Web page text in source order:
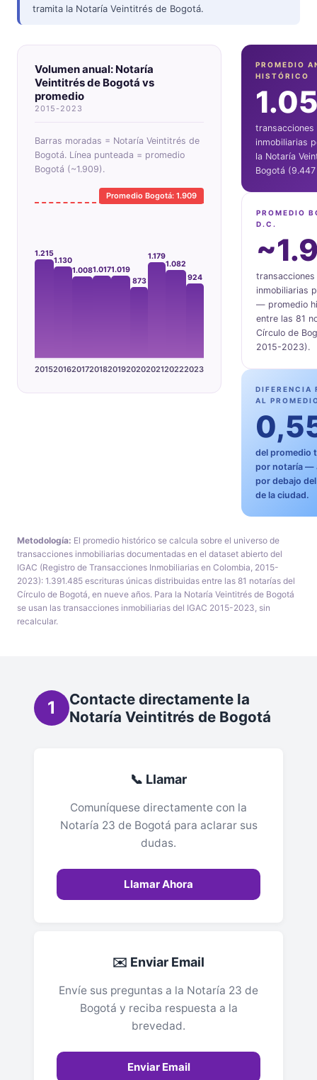
tramita la Notaría Veintitrés de Bogotá.
Volumen anual: Notaría
Veintitrés de Bogotá vs
promedio
2015-2023
Barras moradas = Notaría Veintitrés de
Bogotá. Línea punteada = promedio
Bogotá (~1.909).
1.215
1.130
1.0081.0171.019
873
1.179
1.082
924
Promedio Bogotá: 1.909
201520162017201820192020202120222023
PROMEDIO
HISTÓRICO
transacciones
inmobiliarias
la Notaría
Bogotá
PROMEDIO
D.C.
transacciones
inmobiliarias
— promedio
entre las 81
Círculo de
2015-2023).
DIFERENCIA
AL
del promedio
por notaría —
por debajo
de la ciudad.
Metodología: El promedio histórico se calcula sobre el universo de
transacciones inmobiliarias documentadas en el dataset abierto del
IGAC (Registro de Transacciones Inmobiliarias en Colombia, 2015-
2023): 1.391.485 escrituras únicas distribuidas entre las 81 notarías del
Círculo de Bogotá, en nueve años. Para la Notaría Veintitrés de Bogotá
se usan las transacciones inmobiliarias del IGAC 2015-2023, sin
recalcular.
1
Contacte directamente la
Notaría Veintitrés de Bogotá
📞 Llamar
Comuníquese directamente con la
Notaría 23 de Bogotá para aclarar sus
dudas.
Llamar Ahora
✉️ Enviar Email
Envíe sus preguntas a la Notaría 23 de
Bogotá y reciba respuesta a la
brevedad.
Enviar Email